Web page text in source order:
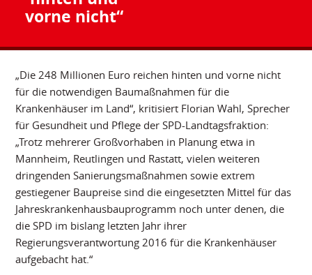
vorne nicht“
„Die 248 Millionen Euro reichen hinten und vorne nicht
für die notwendigen Baumaßnahmen für die
Krankenhäuser im Land“, kritisiert Florian Wahl, Sprecher
für Gesundheit und Pflege der SPD-Landtagsfraktion:
„Trotz mehrerer Großvorhaben in Planung etwa in
Mannheim, Reutlingen und Rastatt, vielen weiteren
dringenden Sanierungsmaßnahmen sowie extrem
gestiegener Baupreise sind die eingesetzten Mittel für das
Jahreskrankenhausbauprogramm noch unter denen, die
die SPD im bislang letzten Jahr ihrer
Regierungsverantwortung 2016 für die Krankenhäuser
aufgebacht hat.“